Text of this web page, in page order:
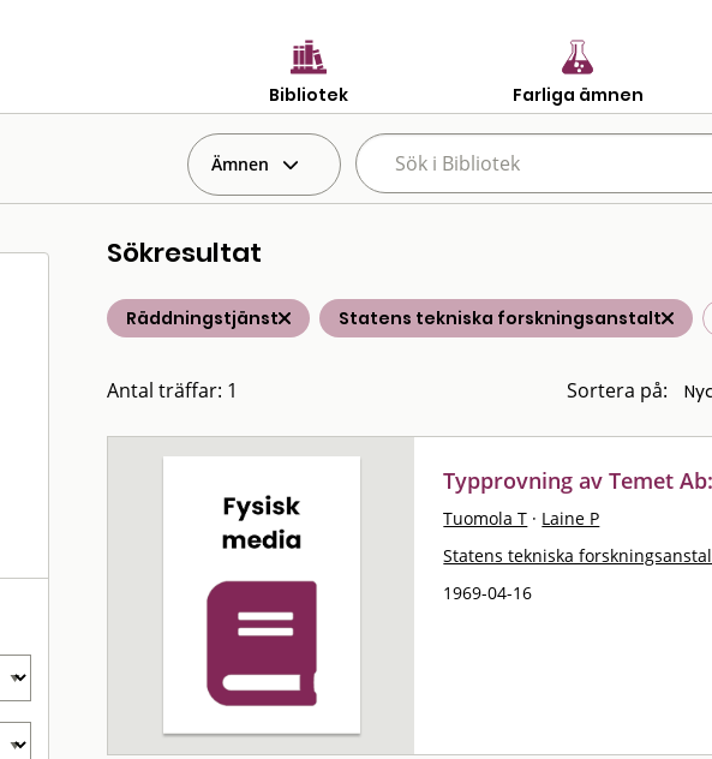
Bibliotek Farliga ämnen
Ämnen
Sökresultat
Räddningstjänst Statens tekniska forskningsanstalt
Antal träffar: 1 Sortera på:
Typprovning av Temet
Tuomola T · Laine P
Statens tekniska
1969-04-16